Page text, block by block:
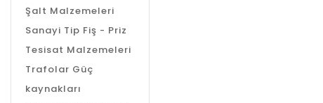
Şalt Malzemeleri
Sanayi Tip Fiş - Priz
Tesisat Malzemeleri
Trafolar Güç
kaynakları